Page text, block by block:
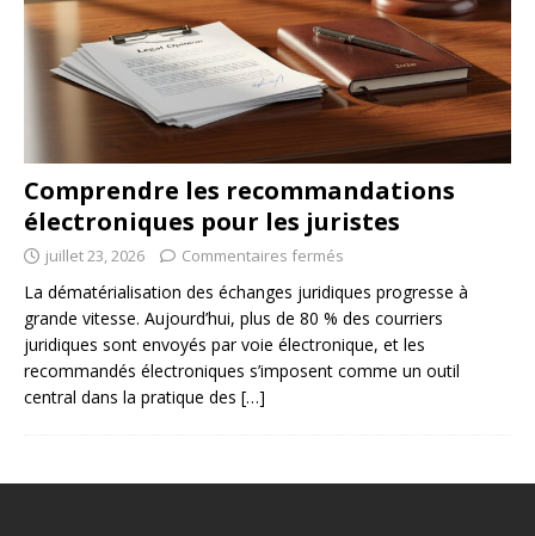
Comprendre les recommandations
électroniques pour les juristes
juillet 23, 2026 Commentaires fermés
La dématérialisation des échanges juridiques progresse à
grande vitesse. Aujourd’hui, plus de 80 % des courriers
juridiques sont envoyés par voie électronique, et les
recommandés électroniques s’imposent comme un outil
central dans la pratique des […]